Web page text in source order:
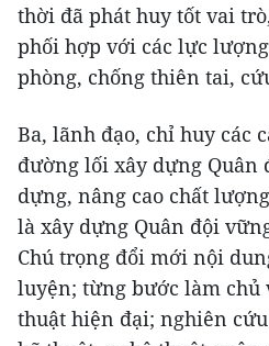
thời đã phát huy tốt vai
phối hợp với các lực
phòng, chống thiên tai,
Ba, lãnh đạo, chỉ huy các
đường lối xây dựng Quân
dựng, nâng cao chất
là xây dựng Quân đội
Chú trọng đổi mới nội
luyện; từng bước làm
thuật hiện đại; nghiên